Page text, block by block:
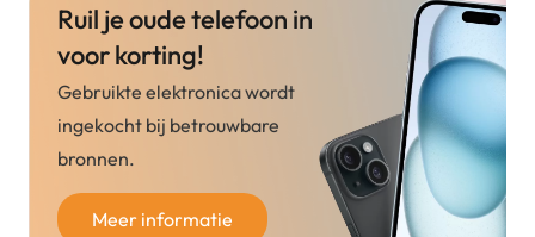
Ruil je oude telefoon in
voor korting!
Gebruikte elektronica wordt
ingekocht bij betrouwbare
bronnen.
Meer informatie